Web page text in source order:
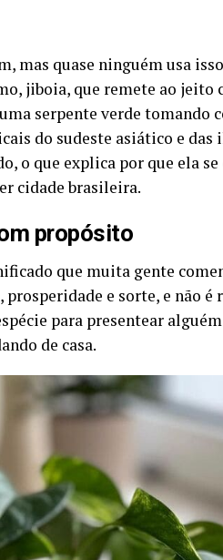
mas quase ninguém usa
jiboia, que remete ao jeito
serpente verde tomando
do sudeste asiático e das
o que explica por que ela se
cidade brasileira.
propósito
que muita gente
e sorte, e não é
para presentear
de casa.